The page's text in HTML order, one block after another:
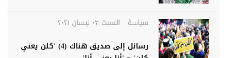
سياسة
السبت ٠٣ نيسان ٢٠٢١
رسائل إلى صديق هناك (4) 'كلن يعني